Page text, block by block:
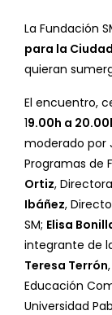
La Fundación
para la
quieran
El encuentro,
19.00h a
moderado por
Programas de
Ortiz,
Ibáñez,
SM; Elisa
integrante de
Teresa Terrón
Educación
Universidad